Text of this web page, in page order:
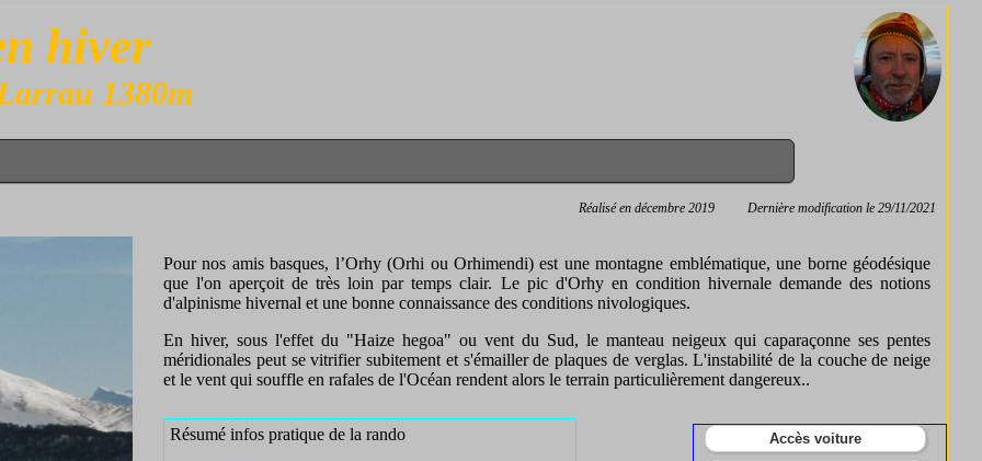
hiver
1380m
Dernière modification le 29/11/2021
Réalisé en décembre 2019
Pour nos amis basques, l’Orhy (Orhi ou Orhimendi) est une montagne emblématique, une borne géodésique
que l'on aperçoit de très loin par temps clair. Le pic d'Orhy en condition hivernale demande des notions
d'alpinisme hivernal et une bonne connaissance des conditions nivologiques.
En hiver, sous l'effet du "Haize hegoa" ou vent du Sud, le manteau neigeux qui caparaçonne ses pentes
méridionales peut se vitrifier subitement et s'émailler de plaques de verglas. L'instabilité de la couche de neige
et le vent qui souffle en rafales de l'Océan rendent alors le terrain particulièrement dangereux..
Résumé infos pratique de la rando
Accès voiture